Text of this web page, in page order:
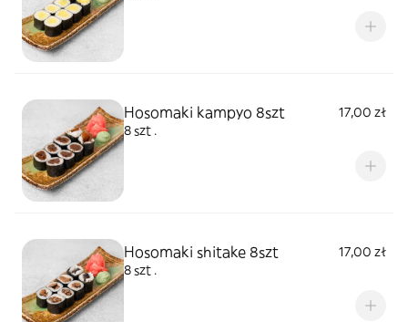
Hosomaki kampyo 8szt
17,00 zł
8 szt .
Hosomaki shitake 8szt
17,00 zł
8 szt .